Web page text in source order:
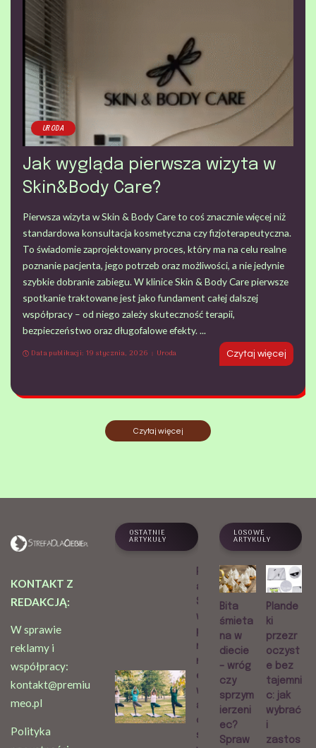
URODA
Jak wygląda pierwsza wizyta w
Skin&Body Care?
Pierwsza wizyta w Skin & Body Care to coś znacznie więcej niż
standardowa konsultacja kosmetyczna czy fizjoterapeutyczna.
To świadomie zaprojektowany proces, który ma na celu realne
poznanie pacjenta, jego potrzeb oraz możliwości, a nie jedynie
szybkie dobranie zabiegu. W klinice Skin & Body Care pierwsze
spotkanie traktowane jest jako fundament całej dalszej
współpracy – od niego zależy skuteczność terapii,
bezpieczeństwo oraz długofalowe efekty. ...
Data publikacji: 19 stycznia, 2026
Uroda Czytaj więcej
Czytaj więcej
KONTAKT Z
REDAKCJĄ:
W sprawie
reklamy i
współpracy:
kontakt@premiu
meo.pl
Polityka
OSTATNIE
ARTYKUŁY
Praktyk
a Sri
Sri Jogi
w
przest
rzeni
miejski
ej. Jak
wygląd
a i
czym
się
LOSOWE
ARTYKUŁY
Bita
śmieta
na w
diecie
– wróg
czy
sprzym
ierzeni
ec?
Spraw
Plande
ki
przezr
oczyst
e bez
tajemni
c: jak
wybrać
i
zastos